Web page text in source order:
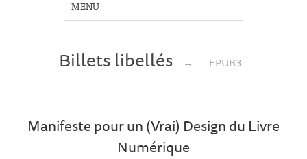
Billets libellés → EPUB3
Manifeste pour un (Vrai) Design du Livre
Numérique